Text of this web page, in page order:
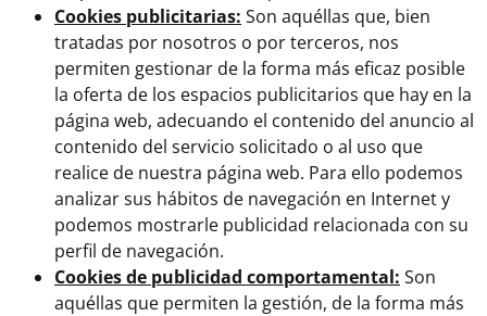
Cookies publicitarias: Son aquéllas que, bien
tratadas por nosotros o por terceros, nos
permiten gestionar de la forma más eficaz posible
la oferta de los espacios publicitarios que hay en la
página web, adecuando el contenido del anuncio al
contenido del servicio solicitado o al uso que
realice de nuestra página web. Para ello podemos
analizar sus hábitos de navegación en Internet y
podemos mostrarle publicidad relacionada con su
perfil de navegación.
Cookies de publicidad comportamental: Son
aquéllas que permiten la gestión, de la forma más